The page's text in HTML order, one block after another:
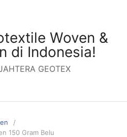
Woven &
di Indonesia!
GEOTEX
150 Gram Belu